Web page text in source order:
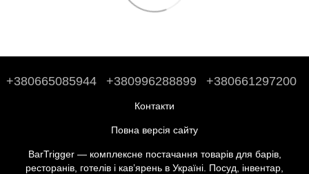
+380665085944 +380996288899 +380661297200
Контакти
Повна версія сайту
BarTrigger — комплексне постачання товарів для барів,
ресторанів, готелів і кав’ярень в Україні. Посуд, інвентар,